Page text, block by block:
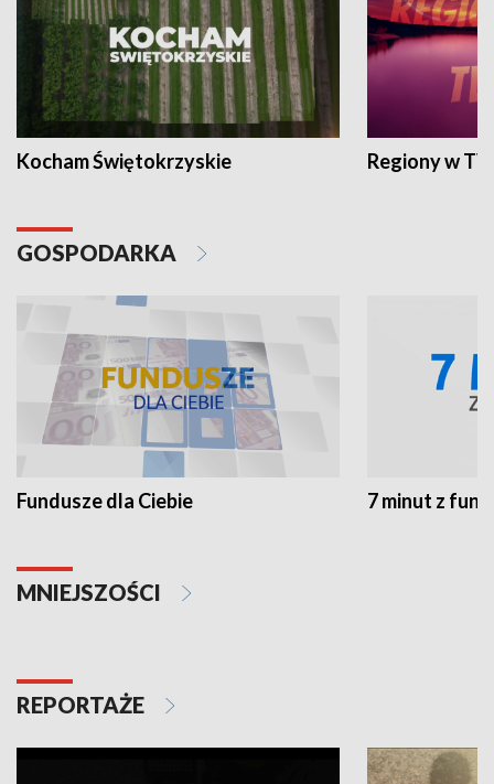
Kocham Świętokrzyskie Regiony w
GOSPODARKA
Fundusze dla Ciebie 7 minut z
MNIEJSZOŚCI
REPORTAŻE